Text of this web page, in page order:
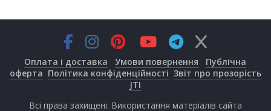
Оплата і доставка Умови повернення
Публічна
оферта Політика конфіденційності Звіт про прозорість
JTI
Всі права захищені. Використання матеріалів сайта